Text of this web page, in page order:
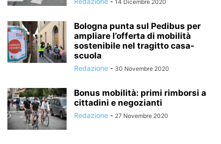
14 Dicembre 2020
Bologna punta sul Pedibus per
ampliare l’offerta di mobilità
sostenibile nel tragitto casa-
scuola
Redazione - 30 Novembre 2020
Bonus mobilità: primi rimborsi a
cittadini e negozianti
Redazione - 27 Novembre 2020